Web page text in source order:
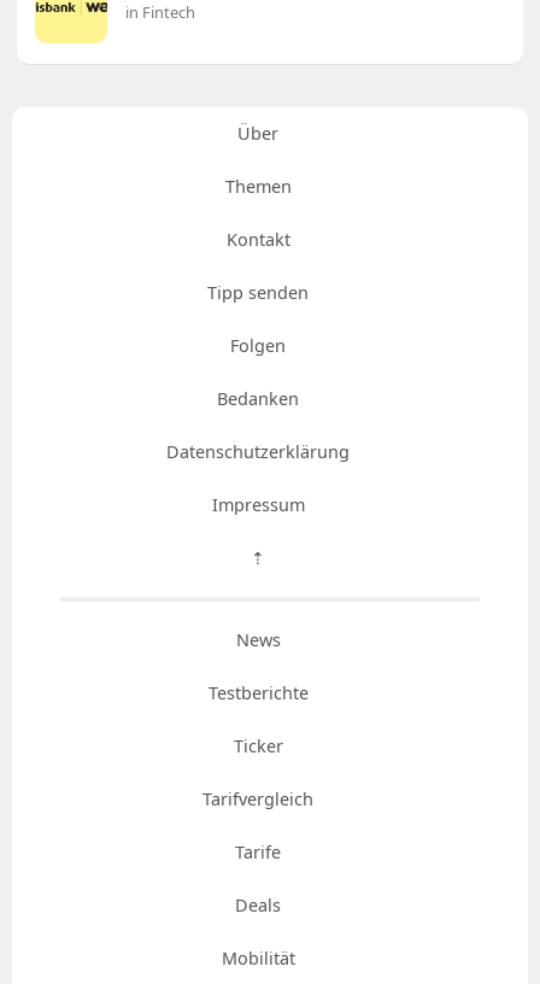
in Fintech
Über
Themen
Kontakt
Tipp senden
Folgen
Bedanken
Datenschutzerklärung
Impressum
⇡
News
Testberichte
Ticker
Tarifvergleich
Tarife
Deals
Mobilität